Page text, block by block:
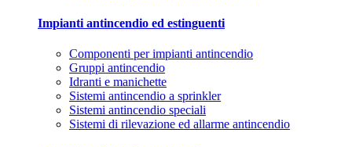
Impianti antincendio ed estinguenti
Componenti per impianti antincendio
Gruppi antincendio
Idranti e manichette
Sistemi antincendio a sprinkler
Sistemi antincendio speciali
Sistemi di rilevazione ed allarme antincendio